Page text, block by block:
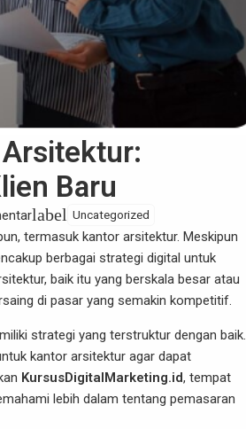
Baru
label Uncategorized
termasuk kantor arsitektur. Meskipun
berbagai strategi digital untuk
, baik itu yang berskala besar atau
di pasar yang semakin kompetitif.
strategi yang terstruktur dengan baik.
kantor arsitektur agar dapat
KursusDigitalMarketing.id, tempat
lebih dalam tentang pemasaran